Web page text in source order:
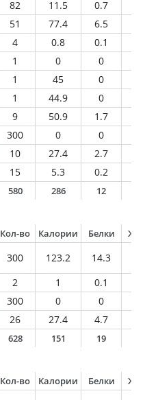
82 11.5 0.7
51 77.4 6.5
4 0.8 0.1
1 0 0
1 45 0
1 44.9 0
9 50.9 1.7
300 0 0
10 27.4 2.7
15 5.3 0.2
580 286 12
Кол-во Калории Белки
300 123.2 14.3
2 1 0.1
300 0 0
26 27.4 4.7
628 151 19
Кол-во Калории Белки